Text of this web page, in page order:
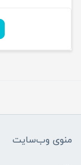
منوی وب‌سایت